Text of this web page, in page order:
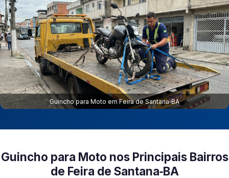
Guincho para Moto em Feira de Santana‑BA
Guincho para Moto nos Principais Bairros
de Feira de Santana‑BA